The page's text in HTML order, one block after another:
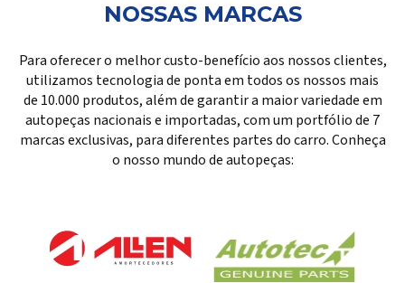
NOSSAS MARCAS
Para oferecer o melhor custo-benefício aos nossos clientes,
utilizamos tecnologia de ponta em todos os nossos mais
de 10.000 produtos, além de garantir a maior variedade em
autopeças nacionais e importadas, com um portfólio de 7
marcas exclusivas, para diferentes partes do carro. Conheça
o nosso mundo de autopeças: